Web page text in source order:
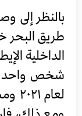
الداخلية